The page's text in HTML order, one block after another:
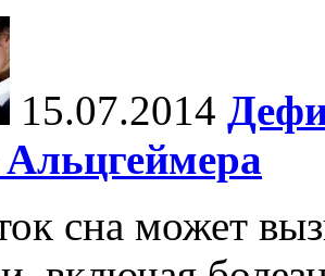
15.07.2014
Альцгеймера
сна может